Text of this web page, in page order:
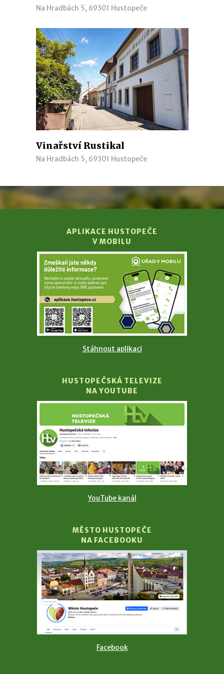
Na Hradbách 5, 69301 Hustopeče
Vinařství Rustikal
Na Hradbách 5, 69301 Hustopeče
APLIKACE HUSTOPEČE
V MOBILU
Stáhnout aplikaci
HUSTOPEČSKÁ TELEVIZE
NA YOUTUBE
YouTube kanál
MĚSTO HUSTOPEČE
NA FACEBOOKU
Facebook